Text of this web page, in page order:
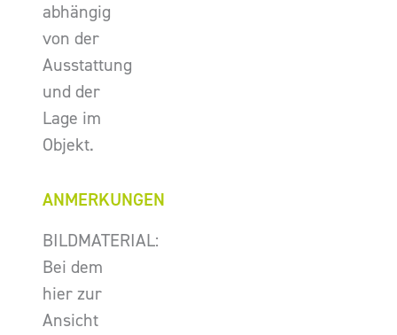
abhängig
von der
Ausstattung
und der
Lage im
Objekt.
ANMERKUNGEN
BILDMATERIAL:
Bei dem
hier zur
Ansicht